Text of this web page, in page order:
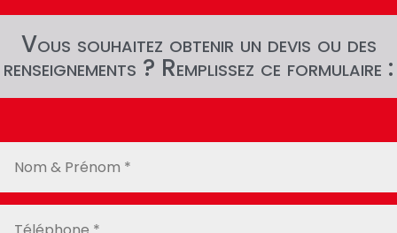
Vous souhaitez obtenir un devis ou des
renseignements ? Remplissez ce formulaire :